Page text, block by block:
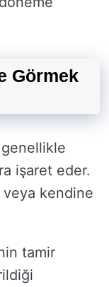
Görmek
genellikle
işaret eder.
kendine
tamir